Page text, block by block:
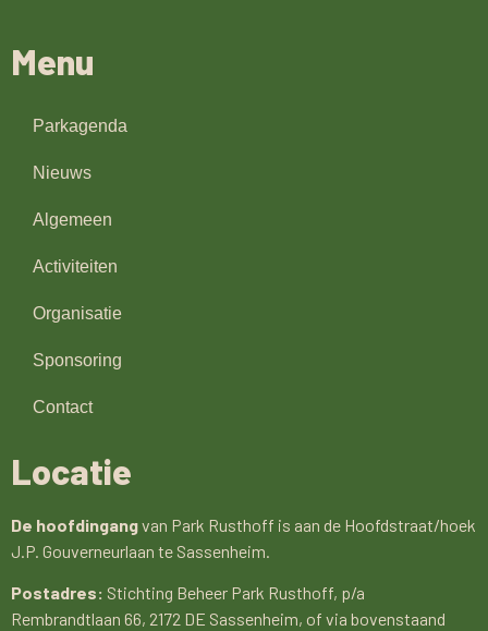
Menu
Parkagenda
Nieuws
Algemeen
Activiteiten
Organisatie
Sponsoring
Contact
Locatie
De hoofdingangvan Park Rusthoff is aan de Hoofdstraat/hoek
J.P. Gouverneurlaan te Sassenheim.
Postadres: Stichting Beheer Park Rusthoff, p/a
Rembrandtlaan 66, 2172 DE Sassenheim, of via bovenstaand